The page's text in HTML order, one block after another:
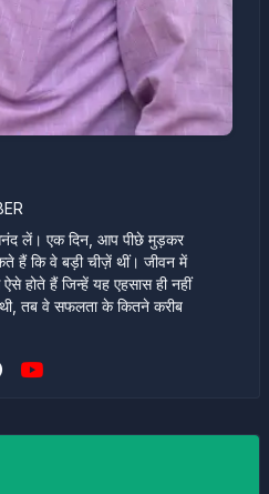
लें। एक दिन, आप पीछे मुड़कर
कि वे बड़ी चीज़ें थीं। जीवन में
होते हैं जिन्हें यह एहसास ही नहीं
थी, तब वे सफलता के कितने करीब